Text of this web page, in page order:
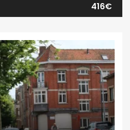
416€